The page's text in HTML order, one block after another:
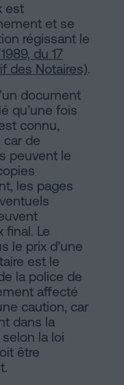
est
et se
régissant le
du 17
des Notaires).
document
qu’une fois
connu,
car de
peuvent le
les pages
final. Le
le prix d’une
est le
la police de
affecté
caution, car
dans la
la loi
être